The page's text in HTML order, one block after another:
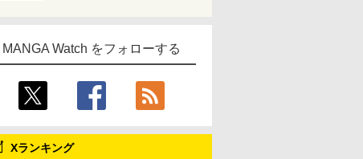
MANGA Watch をフォローする
Xランキング